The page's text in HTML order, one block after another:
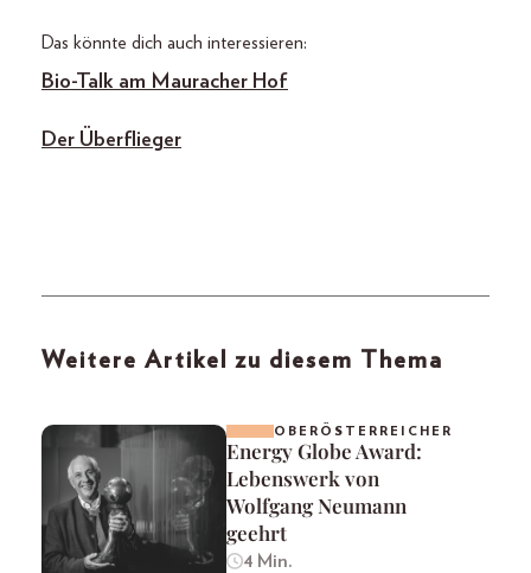
Das könnte dich auch interessieren:
Bio-Talk am Mauracher Hof
Der Überflieger
Weitere Artikel zu diesem Thema
OBERÖSTERREICHER
Energy Globe Award:
Lebenswerk von
Wolfgang Neumann
geehrt
4 Min.